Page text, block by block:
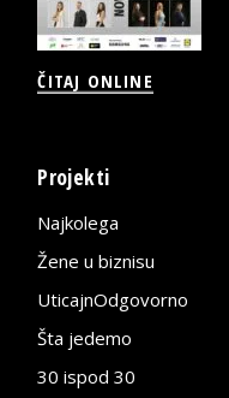
ČITAJ ONLINE
Projekti
Najkolega
Žene u biznisu
UticajnOdgovorno
Šta jedemo
30 ispod 30